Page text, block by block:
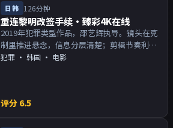
日韩 126分钟
重连黎明改签手续·臻彩4K在线
2019年犯罪类型作品，邵艺辉执导。镜头在克
制里推进悬念，信息分层清楚；剪辑节奏利
落，观感顺滑。主演以演技派为主，适合喜欢
犯罪 · 韩国 · 电影
评分 6.5